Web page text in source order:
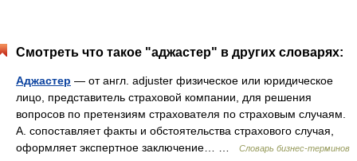
Смотреть что такое "аджастер" в других словарях:
Аджастер — от англ. adjuster физическое или юридическое
лицо, представитель страховой компании, для решения
вопросов по претензиям страхователя по страховым случаям.
А. сопоставляет факты и обстоятельства страхового случая,
оформляет экспертное заключение… …
Словарь бизнес-терминов